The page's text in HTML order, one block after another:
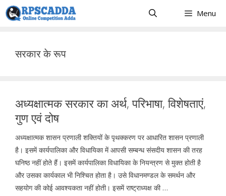
Skip
to
Menu
सरकार के रूप
अध्यक्षात्मक सरकार का अर्थ, परिभाषा, विशेषताएं,
गुण एवं दोष
अध्यक्षात्मक शासन प्रणाली शक्तियों के पृथक्करण पर आधारित शासन प्रणाली
है। इसमें कार्यपालिका और विधायिका में आपसी सम्बन्ध संसदीय शासन की तरह
घनिष्ठ नहीं होते हैं। इसमें कार्यपालिका विधायिका के नियन्त्रण से मुक्त होती है
और उसका कार्यकाल भी निश्चित होता है। उसे विधानमण्डल के समर्थन और
सहयोग की कोई आवश्यकता नहीं होती। इसमें राष्ट्राध्यक्ष की …